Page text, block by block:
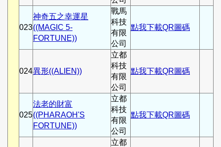
023
神奇五之幸運星
((MAGIC 5-
FORTUNE))
戰馬
科技
有限
公司
點我下載QR圖碼
024異形((ALIEN))
立都
科技
有限
公司
點我下載QR圖碼
025
法老的財富
((PHARAOH'S
FORTUNE))
立都
科技
有限
公司
點我下載QR圖碼
立都